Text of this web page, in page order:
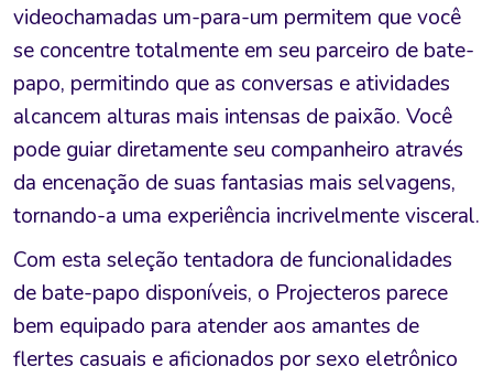
videochamadas um-para-um permitem que você
se concentre totalmente em seu parceiro de bate-
papo, permitindo que as conversas e atividades
alcancem alturas mais intensas de paixão. Você
pode guiar diretamente seu companheiro através
da encenação de suas fantasias mais selvagens,
tornando-a uma experiência incrivelmente visceral.
Com esta seleção tentadora de funcionalidades
de bate-papo disponíveis, o Projecteros parece
bem equipado para atender aos amantes de
flertes casuais e aficionados por sexo eletrônico